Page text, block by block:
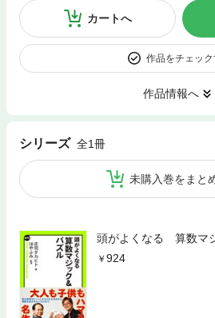
カートへ
作品をチェック
作品情報へ
シリーズ 全1冊
未購入巻をまと
頭がよくなる 算数マ
924